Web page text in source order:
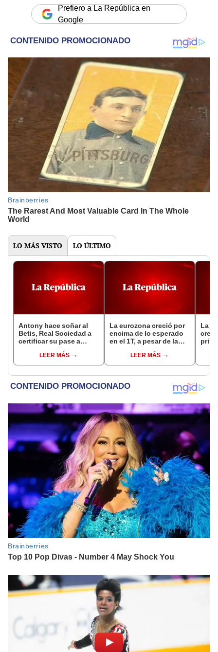
Prefiero a La República en
Google
LO MÁS VISTO LO ÚLTIMO
Antony hace soñar al
Betis, Real Sociedad a
certificar su pase a
LEER MÁS
La eurozona creció por
encima de lo esperado
en el 1T, a pesar de la
LEER MÁS
La